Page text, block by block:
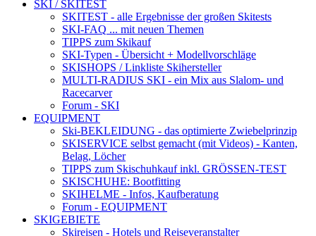
SKI / SKITEST
SKITEST - alle Ergebnisse der großen Skitests
SKI-FAQ ... mit neuen Themen
TIPPS zum Skikauf
SKI-Typen - Übersicht + Modellvorschläge
SKISHOPS / Linkliste Skihersteller
MULTI-RADIUS SKI - ein Mix aus Slalom- und
Racecarver
Forum - SKI
EQUIPMENT
Ski-BEKLEIDUNG - das optimierte Zwiebelprinzip
SKISERVICE selbst gemacht (mit Videos) - Kanten,
Belag, Löcher
TIPPS zum Skischuhkaufinkl. GRÖSSEN-TEST
SKISCHUHE: Bootfitting
SKIHELME - Infos, Kaufberatung
Forum - EQUIPMENT
SKIGEBIETE
Skireisen - Hotels und Reiseveranstalter